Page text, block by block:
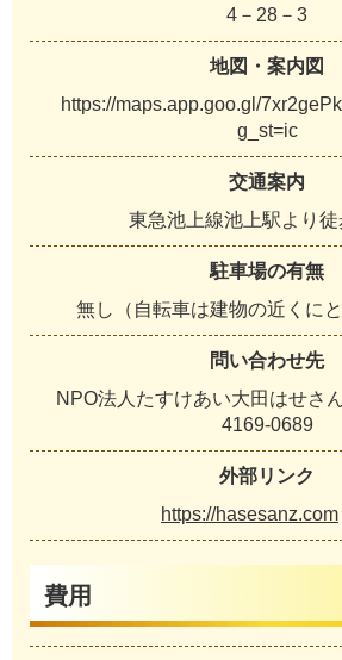
4－28－3
地図・案内図
https://maps.app.goo.gl/
g_st=ic
交通案内
東急池上線池上駅より
駐車場の有無
無し（自転車は建物の近くにと
問い合わせ先
NPO法人たすけあい大田はせ
4169-0689
外部リンク
https://hasesanz.com
費用